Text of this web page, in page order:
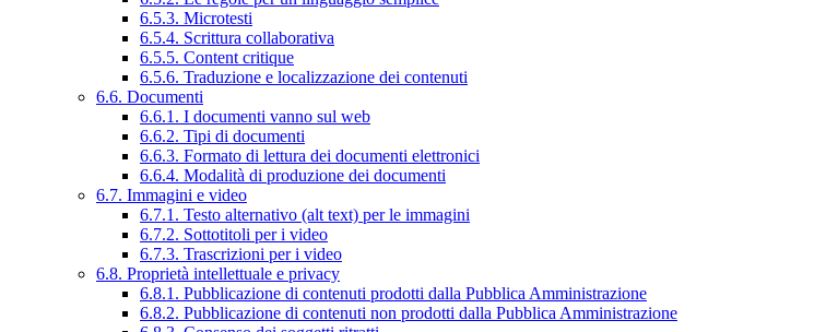
6.5.3. Microtesti
6.5.4. Scrittura collaborativa
6.5.5. Content critique
6.5.6. Traduzione e localizzazione dei contenuti
6.6. Documenti
6.6.1. I documenti vanno sul web
6.6.2. Tipi di documenti
6.6.3. Formato di lettura dei documenti elettronici
6.6.4. Modalità di produzione dei documenti
6.7. Immagini e video
6.7.1. Testo alternativo (alt text) per le immagini
6.7.2. Sottotitoli per i video
6.7.3. Trascrizioni per i video
6.8. Proprietà intellettuale e privacy
6.8.1. Pubblicazione di contenuti prodotti dalla Pubblica Amministrazione
6.8.2. Pubblicazione di contenuti non prodotti dalla Pubblica Amministrazione